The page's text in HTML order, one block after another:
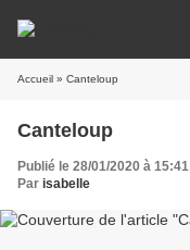
Accueil » Canteloup
Canteloup
Publié le 28/01/2020 à 15:41
Par isabelle